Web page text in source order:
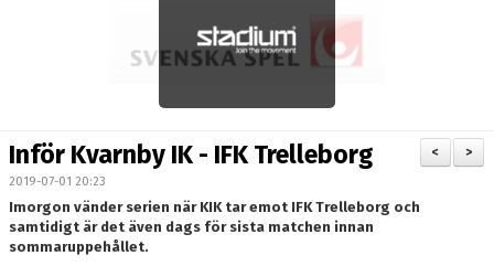
TRUPPEN
OM LAGET
>
<
Inför Kvarnby IK - IFK Trelleborg
2019-07-01 20:23
Imorgon vänder serien när KIK tar emot IFK Trelleborg och
samtidigt är det även dags för sista matchen innan
sommaruppehållet.